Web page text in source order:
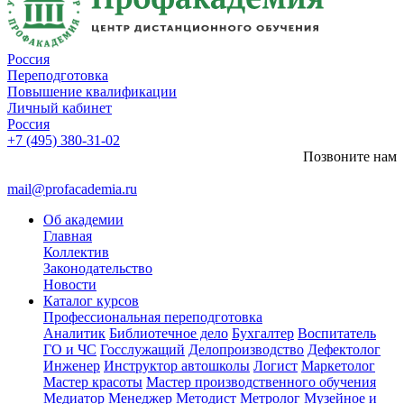
Россия
Переподготовка
Повышение квалификации
Личный кабинет
Россия
+7 (495) 380-31-02
Позвоните нам
mail@profacademia.ru
Об академии
Главная
Коллектив
Законодательство
Новости
Каталог курсов
Профессиональная переподготовка
Аналитик Библиотечное дело Бухгалтер Воспитатель
ГО и ЧС Госслужащий Делопроизводство Дефектолог
Инженер Инструктор автошколы Логист Маркетолог
Мастер красоты Мастер производственного обучения
Медиатор Менеджер Методист Метролог Музейное и